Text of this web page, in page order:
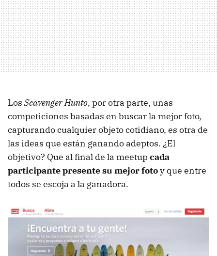
Los Scavenger Hunto, por otra parte, unas
competiciones basadas en buscar la mejor foto,
capturando cualquier objeto cotidiano, es otra de
las ideas que están ganando adeptos. ¿El
objetivo? Que al final de la meetupcada
participante presente su mejor fotoy que entre
todos se escoja a la ganadora.